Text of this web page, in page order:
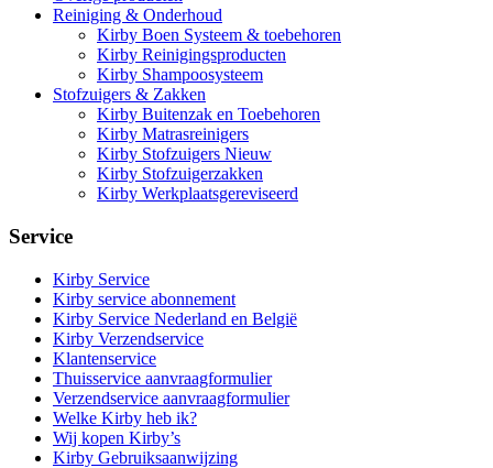
Reiniging & Onderhoud
Kirby Boen Systeem & toebehoren
Kirby Reinigingsproducten
Kirby Shampoosysteem
Stofzuigers & Zakken
Kirby Buitenzak en Toebehoren
Kirby Matrasreinigers
Kirby Stofzuigers Nieuw
Kirby Stofzuigerzakken
Kirby Werkplaatsgereviseerd
Service
Kirby Service
Kirby service abonnement
Kirby Service Nederland en België
Kirby Verzendservice
Klantenservice
Thuisservice aanvraagformulier
Verzendservice aanvraagformulier
Welke Kirby heb ik?
Wij kopen Kirby’s
Kirby Gebruiksaanwijzing